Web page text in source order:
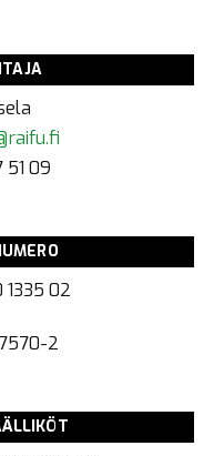
51 09
1335 02
2